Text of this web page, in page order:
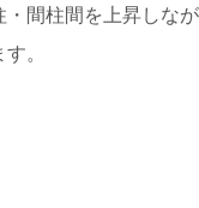
間柱間を上昇しな
。